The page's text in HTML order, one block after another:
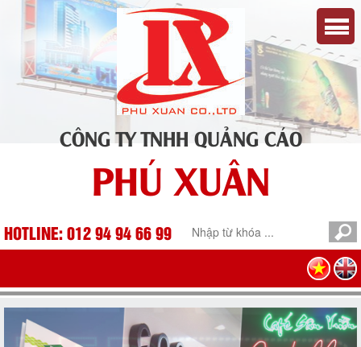
CÔNG TY TNHH QUẢNG CÁO
PHÚ XUÂN
HOTLINE: 012 94 94 66 99